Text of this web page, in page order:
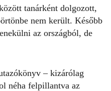
tanárként dolgozott,
nem került. Később
az országból, de
– kizárólag
néha felpillantva az